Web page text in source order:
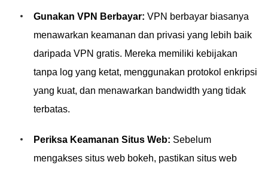
Gunakan VPN Berbayar: VPN berbayar biasanya
menawarkan keamanan dan privasi yang lebih baik
daripada VPN gratis. Mereka memiliki kebijakan
tanpa log yang ketat, menggunakan protokol enkripsi
yang kuat, dan menawarkan bandwidth yang tidak
terbatas.
Periksa Keamanan Situs Web: Sebelum
mengakses situs web bokeh, pastikan situs web